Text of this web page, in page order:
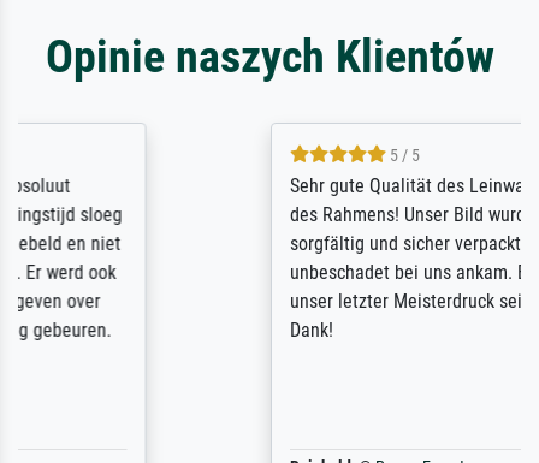
Opinie naszych Klientów
Sehr gute Qualität des Leinwanddrucks und
des Rahmens! Unser Bild wurde sehr
sorgfältig und sicher verpackt, so dass es
unbeschadet bei uns ankam. Es wird nicht
unser letzter Meisterdruck sein. Vielen
Dank!